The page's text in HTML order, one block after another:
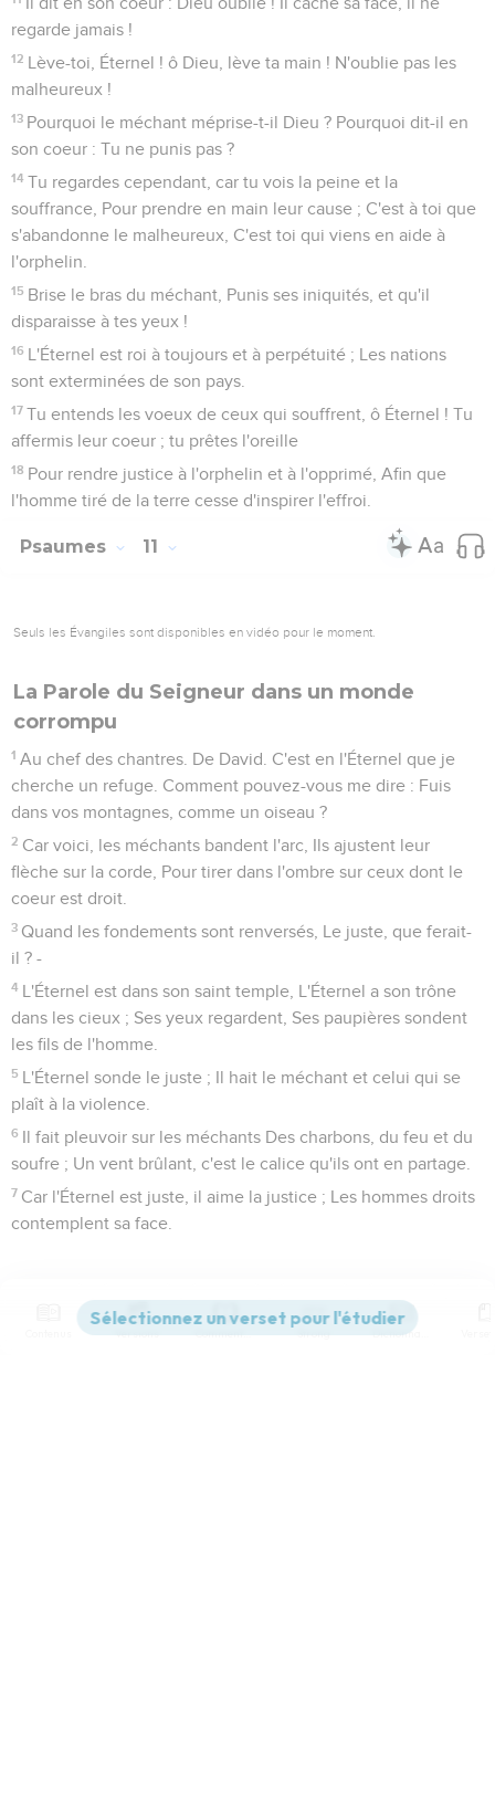
regarde jamais !
12 Lève-toi, Éternel ! ô Dieu, lève ta main ! N'oublie pas les
malheureux !
13 Pourquoi le méchant méprise-t-il Dieu ? Pourquoi dit-il en
son coeur : Tu ne punis pas ?
14 Tu regardes cependant, car tu vois la peine et la
souffrance, Pour prendre en main leur cause ; C'est à toi que
s'abandonne le malheureux, C'est toi qui viens en aide à
l'orphelin.
15 Brise le bras du méchant, Punis ses iniquités, et qu'il
disparaisse à tes yeux !
16 L'Éternel est roi à toujours et à perpétuité ; Les nations
sont exterminées de son pays.
17 Tu entends les voeux de ceux qui souffrent, ô Éternel ! Tu
affermis leur coeur ; tu prêtes l'oreille
18 Pour rendre justice à l'orphelin et à l'opprimé, Afin que
l'homme tiré de la terre cesse d'inspirer l'effroi.
Psaumes 11
Seuls les Évangiles sont disponibles en vidéo pour le moment.
La Parole du Seigneur dans un monde
corrompu
1 Au chef des chantres. De David. C'est en l'Éternel que je
cherche un refuge. Comment pouvez-vous me dire : Fuis
dans vos montagnes, comme un oiseau ?
2 Car voici, les méchants bandent l'arc, Ils ajustent leur
flèche sur la corde, Pour tirer dans l'ombre sur ceux dont le
coeur est droit.
3 Quand les fondements sont renversés, Le juste, que ferait-
il ? -
4 L'Éternel est dans son saint temple, L'Éternel a son trône
dans les cieux ; Ses yeux regardent, Ses paupières sondent
les fils de l'homme.
5 L'Éternel sonde le juste ; Il hait le méchant et celui qui se
plaît à la violence.
6 Il fait pleuvoir sur les méchants Des charbons, du feu et du
soufre ; Un vent brûlant, c'est le calice qu'ils ont en partage.
7 Car l'Éternel est juste, il aime la justice ; Les hommes droits
contemplent sa face.
Versions Commentaires Strong